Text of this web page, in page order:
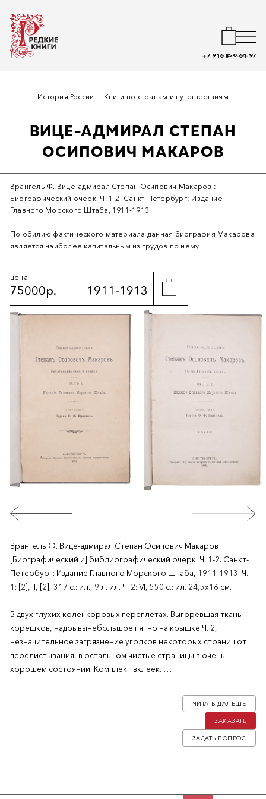
+7 916 850-64-97
История России Книги по странам и путешествиям
ВИЦЕ-АДМИРАЛ СТЕПАН
ОСИПОВИЧ МАКАРОВ
Врангель Ф. Вице-адмирал Степан Осипович Макаров :
Биографический очерк. Ч. 1-2. Санкт-Петербург: Издание
Главного Морского Штаба, 1911-1913.
По обилию фактического материала данная биография Макарова
является наиболее капитальным из трудов по нему.
цена
75000р. 1911-1913
Врангель Ф. Вице-адмирал Степан Осипович Макаров :
[Биографический и] библиографический очерк. Ч. 1-2. Санкт-
Петербург: Издание Главного Морского Штаба, 1911-1913. Ч.
1: [2], II, [2], 317 с.: ил., 9 л. ил. Ч. 2: VI, 550 с.: ил. 24,5х16 см.
В двух глухих коленкоровых переплетах. Выгоревшая ткань
корешков, надрывынебольшое пятно на крышке Ч. 2,
незначительное загрязнение уголков некоторых страниц от
перелистывания, в остальном чистые страницы в очень
хорошем состоянии. Комплект вклеек.
Настоящее издание посвящено жизни и трудам выдающегося
исследователя и военного деятеля вице-адмирала Степана
Осиповича Макарова. Оно составлено его близким другом и
русским моряком бароном Фердинандом Фердинандовичем
ЗАДАТЬ ВОПРОС
ЗАКАЗАТЬ
ЧИТАТЬ ДАЛЬШЕ